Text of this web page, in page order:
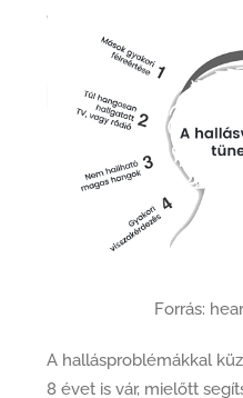
Forrás:
A hallásproblémákkal
8 évet is vár, mielőtt